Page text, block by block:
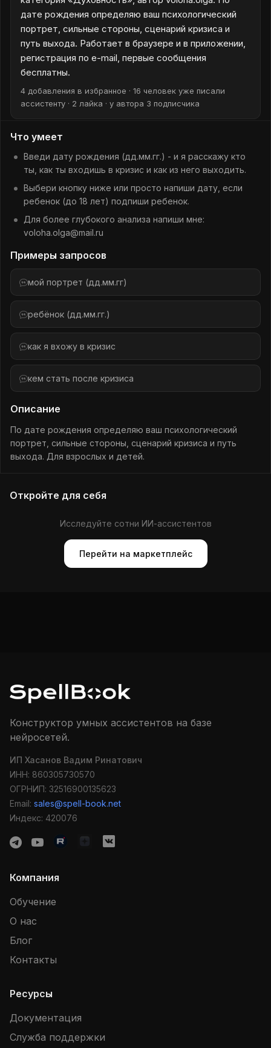
дате рождения определяю ваш психологический
портрет, сильные стороны, сценарий кризиса и
путь выхода. Работает в браузере и в приложении,
регистрация по e-mail, первые сообщения
бесплатны.
4 добавления в избранное · 16 человек уже писали
ассистенту · 2 лайка · у автора 3 подписчика
Что умеет
Введи дату рождения (дд.мм.гг.) - и я расскажу кто
ты, как ты входишь в кризис и как из него выходить.
Выбери кнопку ниже или просто напиши дату, если
ребенок (до 18 лет) подпиши ребенок.
Для более глубокого анализа напиши мне:
voloha.olga@mail.ru
Примеры запросов
мой портрет (дд.мм.гг)
ребёнок (дд.мм.гг.)
как я вхожу в кризис
кем стать после кризиса
Описание
По дате рождения определяю ваш психологический
портрет, сильные стороны, сценарий кризиса и путь
выхода. Для взрослых и детей.
Откройте для себя
Исследуйте сотни ИИ-ассистентов
Перейти на маркетплейс
Конструктор умных ассистентов на базе
нейросетей.
ИП Хасанов Вадим Ринатович
ИНН: 860305730570
ОГРНИП: 32516900135623
Email: sales@spell-book.net
Индекс: 420076
Компания
Обучение
О нас
Блог
Контакты
Ресурсы
Документация
Служба поддержки